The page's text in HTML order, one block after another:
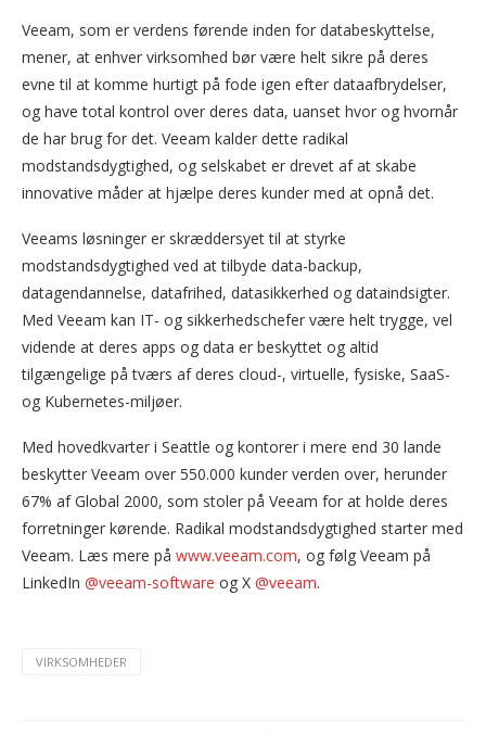
Veeam, som er verdens førende inden for databeskyttelse,
mener, at enhver virksomhed bør være helt sikre på deres
evne til at komme hurtigt på fode igen efter dataafbrydelser,
og have total kontrol over deres data, uanset hvor og hvornår
de har brug for det. Veeam kalder dette radikal
modstandsdygtighed, og selskabet er drevet af at skabe
innovative måder at hjælpe deres kunder med at opnå det.
Veeams løsninger er skræddersyet til at styrke
modstandsdygtighed ved at tilbyde data-backup,
datagendannelse, datafrihed, datasikkerhed og dataindsigter.
Med Veeam kan IT- og sikkerhedschefer være helt trygge, vel
vidende at deres apps og data er beskyttet og altid
tilgængelige på tværs af deres cloud-, virtuelle, fysiske, SaaS-
og Kubernetes-miljøer.
Med hovedkvarter i Seattle og kontorer i mere end 30 lande
beskytter Veeam over 550.000 kunder verden over, herunder
67% af Global 2000, som stoler på Veeam for at holde deres
forretninger kørende. Radikal modstandsdygtighed starter med
Veeam. Læs mere på www.veeam.com, og følg Veeam på
LinkedIn @veeam-software og X @veeam.
VIRKSOMHEDER